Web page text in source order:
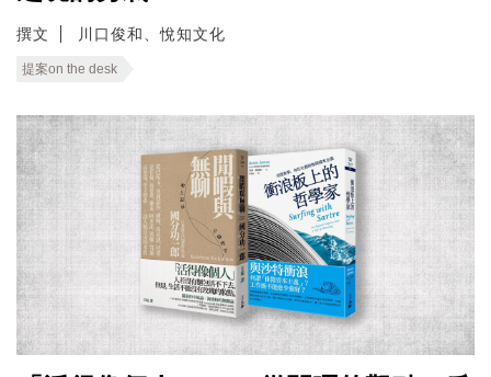
撰文 川口俊和、悅知文化
提案on the desk